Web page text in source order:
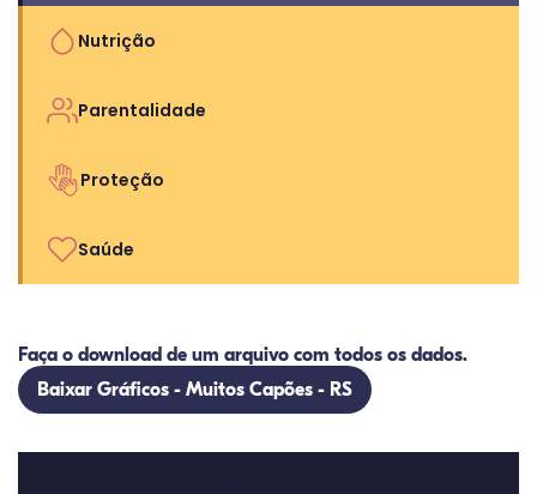
Nutrição
Parentalidade
Proteção
Saúde
Faça o download de um arquivo com todos os dados.
Baixar Gráficos - Muitos Capões - RS